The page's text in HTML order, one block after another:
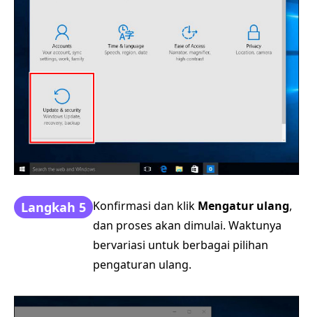
Langkah 5 Konfirmasi dan klik Mengatur ulang,
dan proses akan dimulai. Waktunya
bervariasi untuk berbagai pilihan
pengaturan ulang.